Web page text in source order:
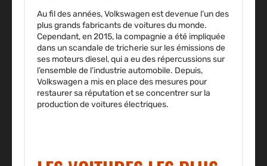
Au fil des années, Volkswagen est devenue l’un des
plus grands fabricants de voitures du monde.
Cependant,en 2015, la compagnie a été impliquée
dans un scandale de tricherie sur les émissions de
ses moteurs diesel, qui a eu des répercussions sur
l’ensemble de l’industrie automobile. Depuis,
Volkswagen a mis en place des mesures pour
restaurer sa réputation et se concentrer sur la
production de voitures électriques.